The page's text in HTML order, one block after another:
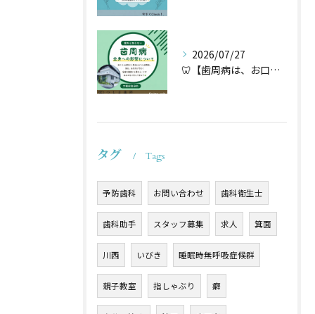
2026/07/27
🦷【歯周病は、お口だけの病気ではないかもしれません】🌿
タグ Tags
予防歯科 お問い合わせ 歯科衛生士
歯科助手 スタッフ募集 求人 箕面
川西 いびき 睡眠時無呼吸症候群
親子教室 指しゃぶり 癖